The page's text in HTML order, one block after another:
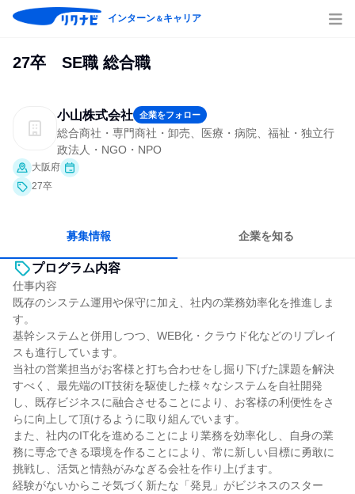
インターン＆キャリア
27卒 SE職 総合職
小山株式会社 企業をフォロー
総合商社・専門商社・卸売、医療・病院、福祉・独立行
政法人・NGO・NPO
大阪府
27卒
募集情報 企業を知る
プログラム内容
仕事内容
既存のシステム運用や保守に加え、社内の業務効率化を推進しま
す。
基幹システムと併用しつつ、WEB化・クラウド化などのリプレイ
スも進行しています。
当社の営業担当がお客様と打ち合わせをし掘り下げた課題を解決
すべく、最先端のIT技術を駆使した様々なシステムを自社開発
し、既存ビジネスに融合させることにより、お客様の利便性をさ
らに向上して頂けるように取り組んでいます。
また、社内のIT化を進めることにより業務を効率化し、自身の業
務に専念できる環境を作ることにより、常に新しい目標に勇敢に
挑戦し、活気と情熱がみなぎる会社を作り上げます。
経験がないからこそ気づく新たな「発見」がビジネスのスター